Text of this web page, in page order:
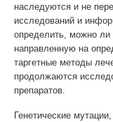
наследуются и не
исследований и
определить, можно ли
направленную на
таргетные методы
продолжаются
препаратов.
Генетические